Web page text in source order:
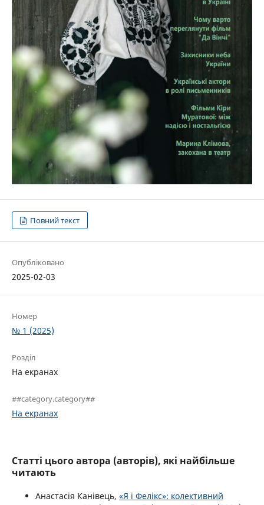
Повний текст
Опубліковано
2025-02-03
Номер
№ 1 (2025)
Розділ
На екранах
##category.category##
На екранах
Статті цього автора (авторів), які найбільше
читають
Анастасія Канівець, «Я і Фелікс»: колективний